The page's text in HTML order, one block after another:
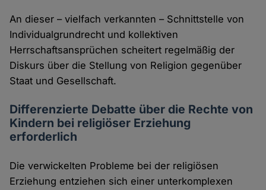
An dieser – vielfach verkannten – Schnittstelle von
Individualgrundrecht und kollektiven
Herrschaftsansprüchen scheitert regelmäßig der
Diskurs über die Stellung von Religion gegenüber
Staat und Gesellschaft.
Differenzierte Debatte über die Rechte von
Kindern bei religiöser Erziehung
erforderlich
Die verwickelten Probleme bei der religiösen
Erziehung entziehen sich einer unterkomplexen